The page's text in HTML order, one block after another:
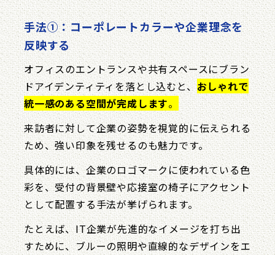
手法①：コーポレートカラーや企業理念を
反映する
オフィスのエントランスや共有スペースにブラン
ドアイデンティティを落とし込むと、おしゃれで
統一感のある空間が完成します。
来訪者に対して企業の姿勢を視覚的に伝えられる
ため、強い印象を残せるのも魅力です。
具体的には、企業のロゴマークに使われている色
彩を、受付の背景壁や応接室の椅子にアクセント
として配置する手法が挙げられます。
たとえば、IT企業が先進的なイメージを打ち出
すために、ブルーの照明や直線的なデザインをエ